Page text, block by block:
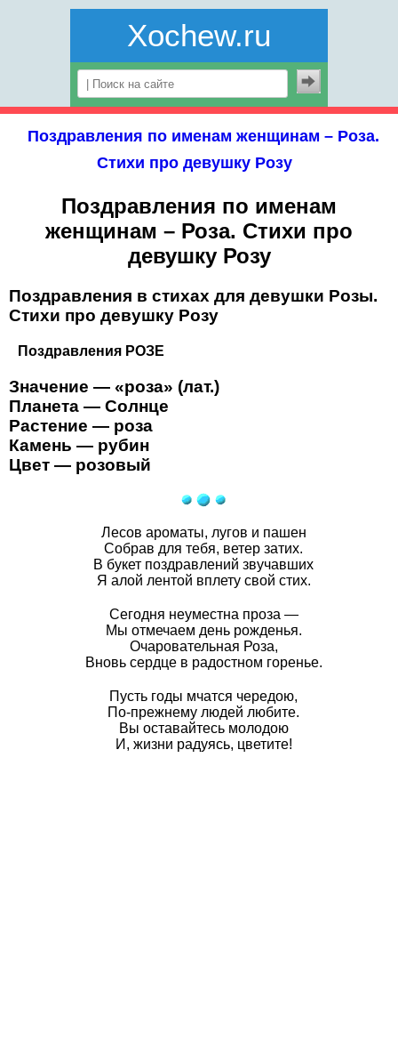
Xochew.ru
Поздравления по именам женщинам – Роза.
Стихи про девушку Розу
Поздравления по именам
женщинам – Роза. Стихи про
девушку Розу
Поздравления в стихах для девушки Розы.
Стихи про девушку Розу
Поздравления РОЗЕ
Значение — «роза» (лат.)
Планета — Солнце
Растение — роза
Камень — рубин
Цвет — розовый
Лесов ароматы, лугов и пашен
Собрав для тебя, ветер затих.
В букет поздравлений звучавших
Я алой лентой вплету свой стих.
Сегодня неуместна проза —
Мы отмечаем день рожденья.
Очаровательная Роза,
Вновь сердце в радостном горенье.
Пусть годы мчатся чередою,
По-прежнему людей любите.
Вы оставайтесь молодою
И, жизни радуясь, цветите!